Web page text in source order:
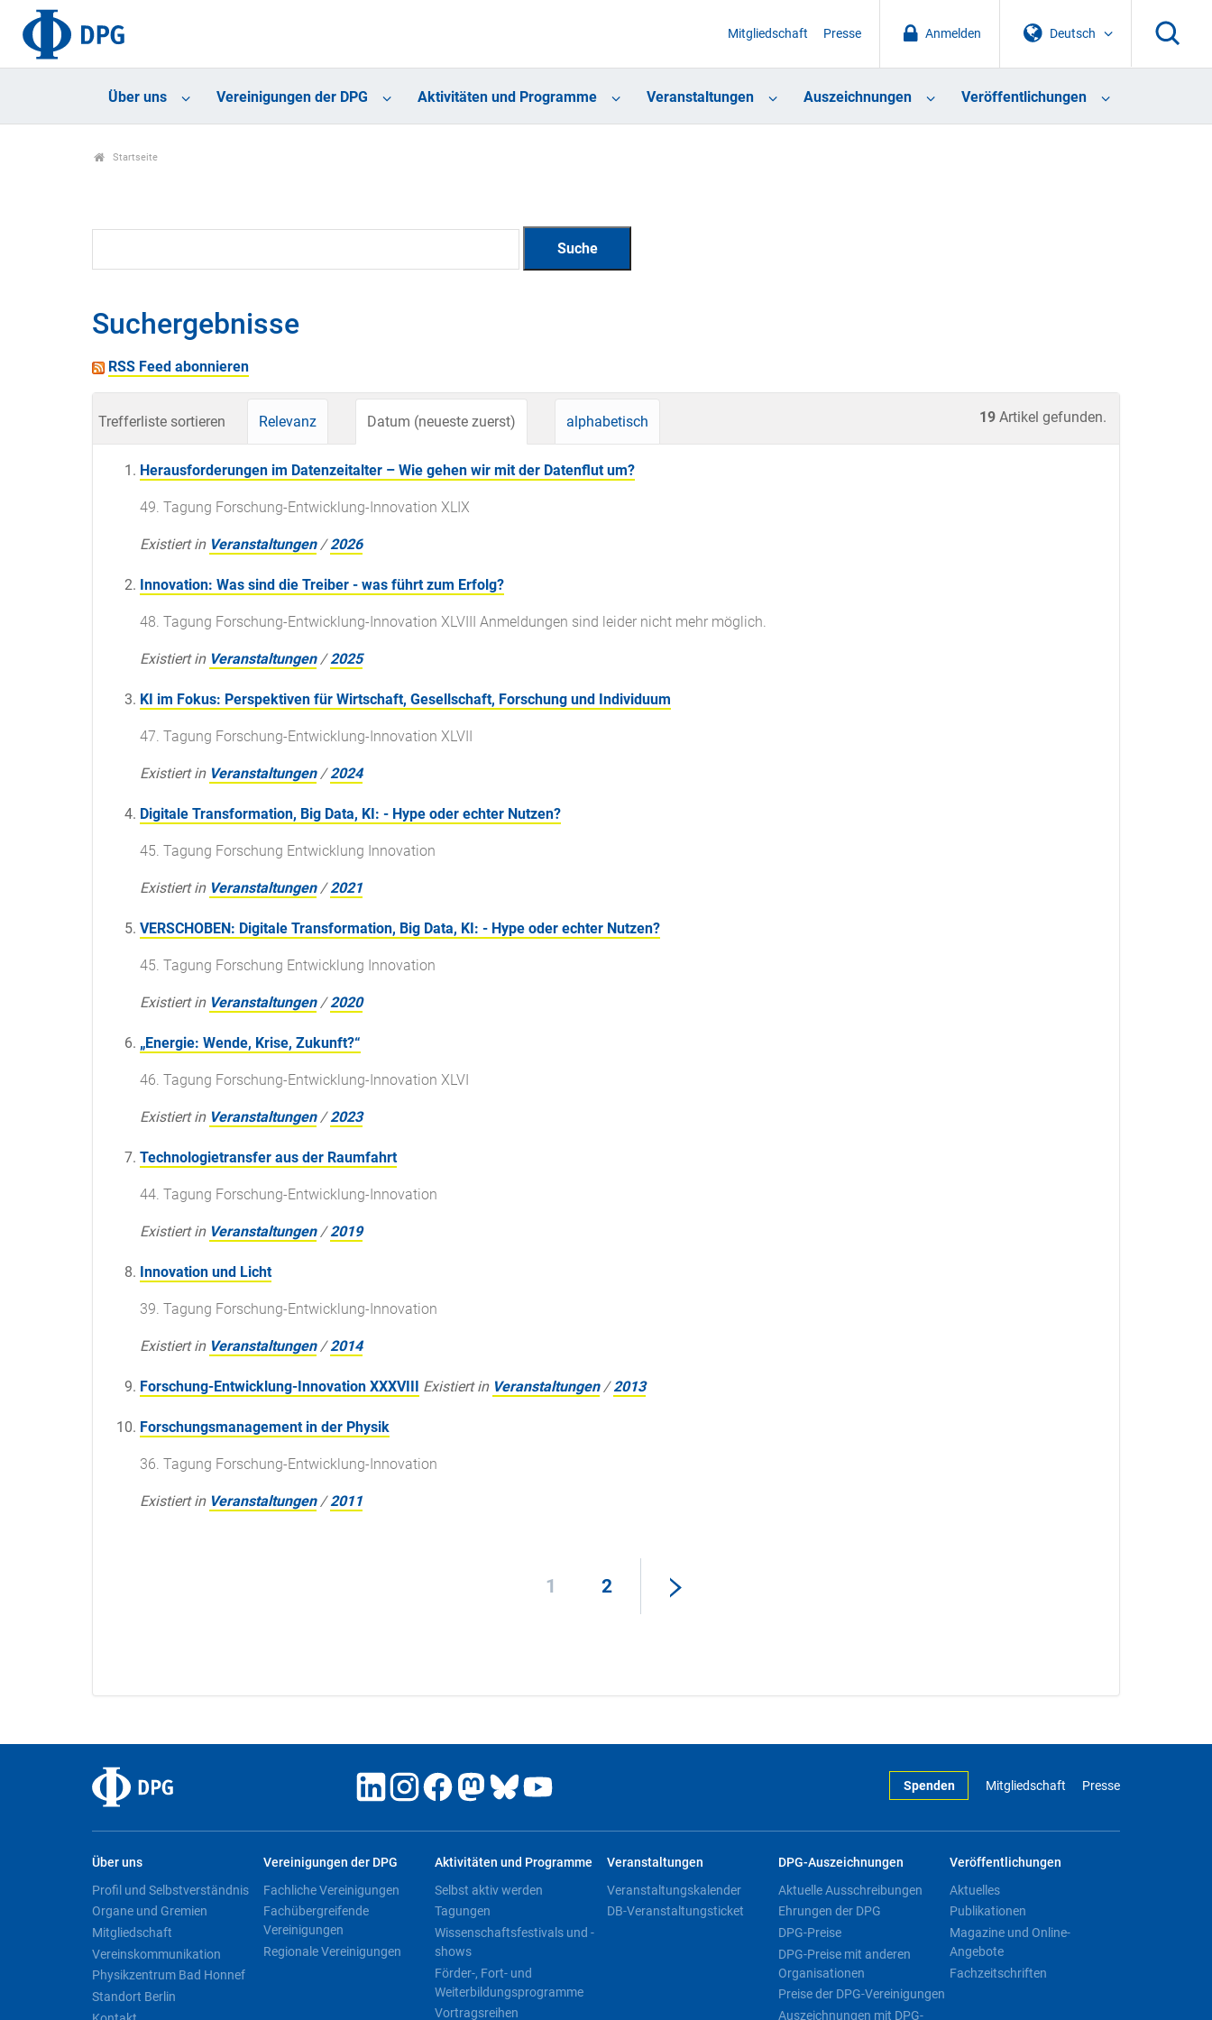
Deutsch
Anmelden
Mitgliedschaft Presse
Über uns Vereinigungen der DPG Aktivitäten und Programme Veranstaltungen Auszeichnungen Veröffentlichungen
Startseite
Suchergebnisse
RSS Feed abonnieren
19 Artikel gefunden.
Trefferliste sortieren Relevanz Datum (neueste zuerst) alphabetisch
Herausforderungen im Datenzeitalter – Wie gehen wir mit der Datenflut um?
49. Tagung Forschung-Entwicklung-Innovation XLIX
Existiert in Veranstaltungen /2026
Innovation: Was sind die Treiber - was führt zum Erfolg?
48. Tagung Forschung-Entwicklung-Innovation XLVIII Anmeldungen sind leider nicht mehr möglich.
Existiert in Veranstaltungen /2025
KI im Fokus: Perspektiven für Wirtschaft, Gesellschaft, Forschung und Individuum
47. Tagung Forschung-Entwicklung-Innovation XLVII
Existiert in Veranstaltungen /2024
Digitale Transformation, Big Data, KI: - Hype oder echter Nutzen?
45. Tagung Forschung Entwicklung Innovation
Existiert in Veranstaltungen /2021
VERSCHOBEN: Digitale Transformation, Big Data, KI: - Hype oder echter Nutzen?
45. Tagung Forschung Entwicklung Innovation
Existiert in Veranstaltungen /2020
„Energie: Wende, Krise, Zukunft?“
46. Tagung Forschung-Entwicklung-Innovation XLVI
Existiert in Veranstaltungen /2023
Technologietransfer aus der Raumfahrt
44. Tagung Forschung-Entwicklung-Innovation
Existiert in Veranstaltungen /2019
Innovation und Licht
39. Tagung Forschung-Entwicklung-Innovation
Existiert in Veranstaltungen /2014
Forschung-Entwicklung-Innovation XXXVIII Existiert in Veranstaltungen /2013
Forschungsmanagement in der Physik
36. Tagung Forschung-Entwicklung-Innovation
Existiert in Veranstaltungen /2011
1 2
Spenden Mitgliedschaft Presse
Über uns
Profil und Selbstverständnis
Organe und Gremien
Mitgliedschaft
Vereinskommunikation
Physikzentrum Bad Honnef
Standort Berlin
Vereinigungen der DPG
Fachliche Vereinigungen
Fachübergreifende
Vereinigungen
Regionale Vereinigungen
Aktivitäten und Programme
Selbst aktiv werden
Tagungen
Wissenschaftsfestivals und -
shows
Förder-, Fort- und
Weiterbildungsprogramme
Vortragsreihen
Veranstaltungen
Veranstaltungskalender
DB-Veranstaltungsticket
DPG-Auszeichnungen
Aktuelle Ausschreibungen
Ehrungen der DPG
DPG-Preise
DPG-Preise mit anderen
Organisationen
Preise der DPG-Vereinigungen
Auszeichnungen mit DPG-
Veröffentlichungen
Aktuelles
Publikationen
Magazine und Online-
Angebote
Fachzeitschriften